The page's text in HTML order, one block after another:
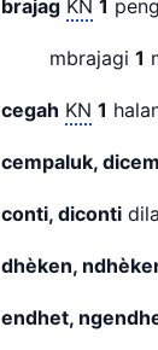
brajag KN 1
mbrajagi 1
cegah KN 1
cempaluk,
conti, diconti
dhèken,
endhet,